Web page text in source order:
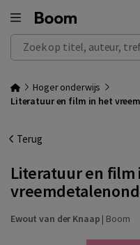
Zoek op titel, auteur,
Hoger onderwijs
Literatuur en film in het
Terug
Literatuur en film
Ewout van der Knaap | Boom